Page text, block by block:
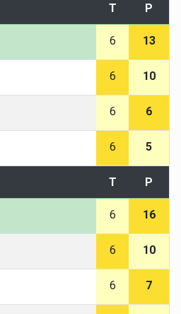
T P
6 13
6 10
6 6
6 5
T P
6 16
6 10
6 7